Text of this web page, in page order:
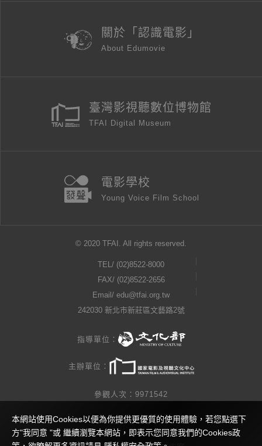
關於「認識電影」
About Edumovie
臺灣影視聽數位博物館
TFAI Digital Museum
電影學校
Young Voice Film School
© 2020 TFAI. All rights reserved.
TEL/ (02)8522-8000
FAX/ (02)8522-2656
Email/ edu@tfai.org.tw
242030 新北市新莊區文藝路2號
指導單位：
主辦單位：
參觀人次：9971542
隱私權公告
本網站使用Cookies以便為你提供更優質的使用體驗，若您點選下
方"我同意 "或 繼續瀏覽本網站，即表示您同意我們的Cookies政